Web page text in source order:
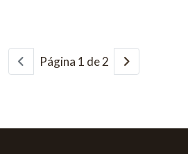
Página 1 de 2